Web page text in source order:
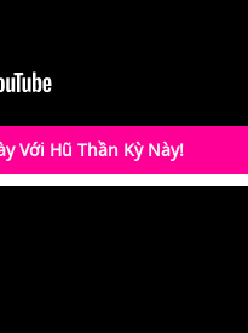
Với Hũ Thần Kỳ Này!